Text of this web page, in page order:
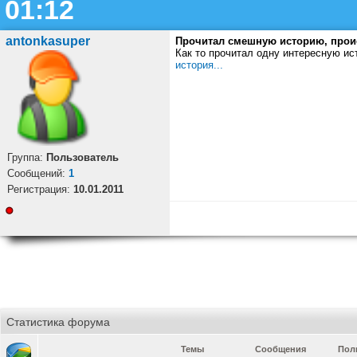
01:12
antonkasuper
Группа: Пользователь
Cообщений: 1
Регистрация: 10.01.2011
Прочитал смешную историю,
Как то прочитал одну интересную
история...
Статистика форума
Темы Сообщения